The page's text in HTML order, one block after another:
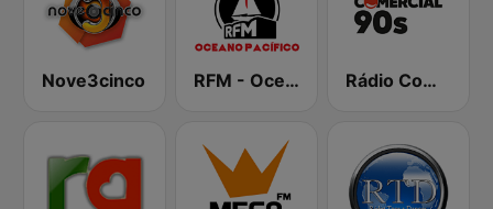
Nove3cinco RFM - Oceano Pacífico Online Rádio Comercial 90s